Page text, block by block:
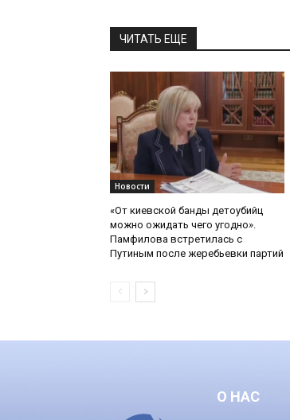
ЧИТАТЬ ЕЩЕ
Новости
«От киевской банды детоубийц
можно ожидать чего угодно».
Памфилова встретилась с
Путиным после жеребьевки партий
О НАС